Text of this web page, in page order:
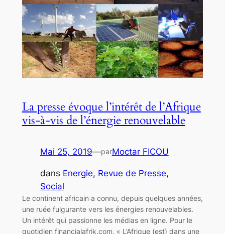
La presse évoque l’intérêt de l’Afrique
vis-à-vis de l’énergie renouvelable
Mai 25, 2019—parMoctar FICOU
dans Energie, Revue de Presse
Social
Le continent africain a connu, depuis quelques années,
une ruée fulgurante vers les énergies renouvelables.
Un intérêt qui passionne les médias en ligne. Pour le
quotidien financialafrik.com, « L’Afrique (est) dans une